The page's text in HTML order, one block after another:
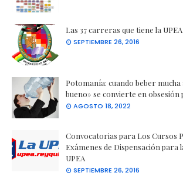
Las 37 carreras que tiene la UPEA
SEPTIEMBRE 26, 2016
Potomanía: cuando beber mucha
bueno» se convierte en obsesión
AGOSTO 18, 2022
Convocatorias para Los Cursos
Exámenes de Dispensación para
UPEA
SEPTIEMBRE 26, 2016